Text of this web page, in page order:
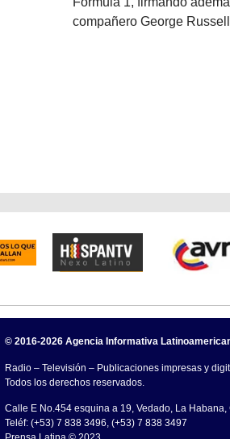
compañero George
© 2016-2026 Agencia Informativa
Radio – Televisión – Publicaciones impresas y
Todos los derechos reservados.
Calle E No.454 esquina a 19, Vedado, La Habana,
Teléf: (+53) 7 838 3496, (+53) 7 838 3497